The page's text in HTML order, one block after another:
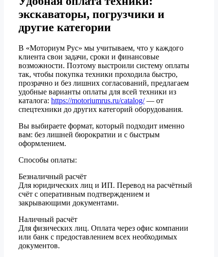
экскаваторы, погрузчики и
другие категории
В «Моториум Рус» мы учитываем, что у каждого
клиента свои задачи, сроки и финансовые
возможности. Поэтому выстроили систему оплаты
так, чтобы покупка техники проходила быстро,
прозрачно и без лишних согласований, предлагаем
удобные варианты оплаты для всей техники из
каталога: https://motoriumrus.ru/catalog/— от
спецтехники до других категорий оборудования.
Вы выбираете формат, который подходит именно
вам: без лишней бюрократии и с быстрым
оформлением.
Способы оплаты:
Безналичный расчёт
Для юридических лиц и ИП. Перевод на расчётный
счёт с оперативным подтверждением и
закрывающими документами.
Наличный расчёт
Для физических лиц. Оплата через офис компании
или банк с предоставлением всех необходимых
документов.